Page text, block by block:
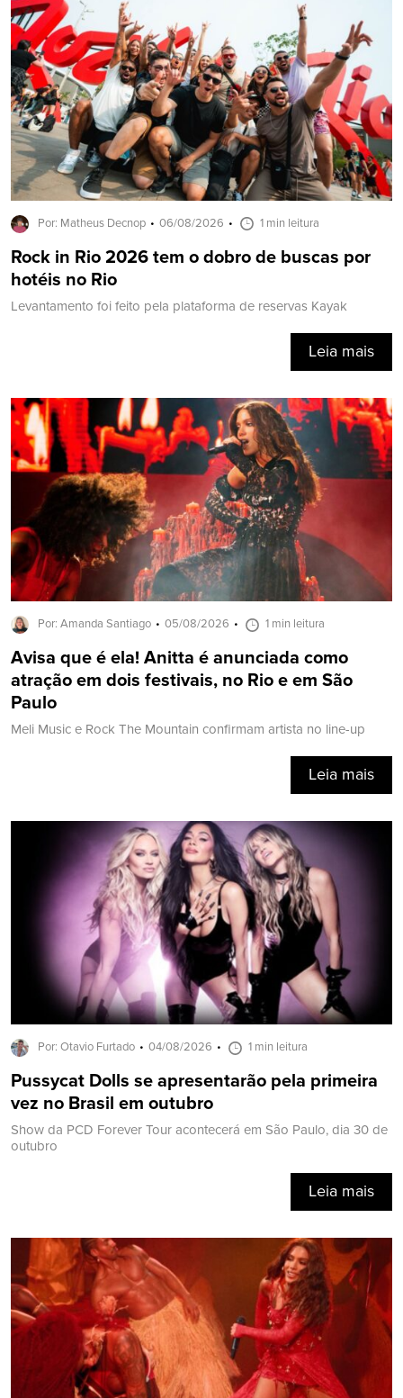
Por: Matheus Decnop 06/08/2026 1 min leitura
Rock in Rio 2026 tem o dobro de buscas por
hotéis no Rio
Levantamento foi feito pela plataforma de reservas Kayak
Leia mais
Por: Amanda Santiago 05/08/2026 1 min leitura
Avisa que é ela! Anitta é anunciada como
atração em dois festivais, no Rio e em São
Paulo
Meli Music e Rock The Mountain confirmam artista no line-up
Leia mais
Por: Otavio Furtado 04/08/2026 1 min leitura
Pussycat Dolls se apresentarão pela primeira
vez no Brasil em outubro
Show da PCD Forever Tour acontecerá em São Paulo, dia 30 de
outubro
Leia mais